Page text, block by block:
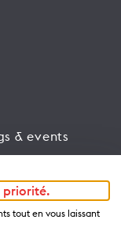
& events
priorité.
tout en vous laissant